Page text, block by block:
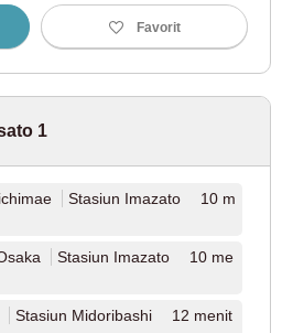
Favorit
1
Stasiun Imazato 10 m
Stasiun Imazato 10 me
Stasiun Midoribashi 12 menit
(1)